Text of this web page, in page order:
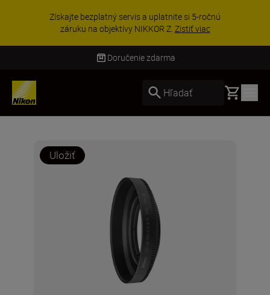
Získajte bezplatný servis a uplatnite si 5-ročnú
záruku na objektívy NIKKOR Z. Zistiť viac
Doručenie zdarma
Hľadať Basket
Uložiť